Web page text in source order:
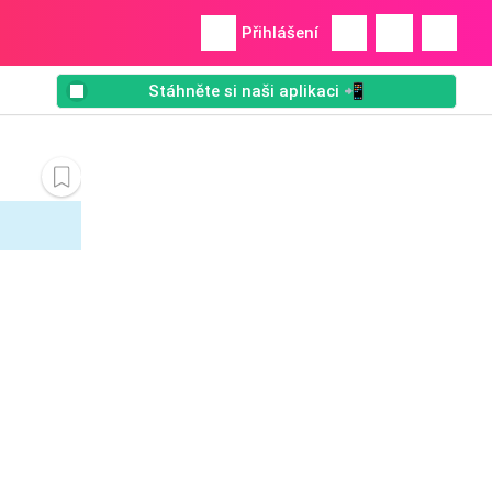
Přihlášení
Stáhněte si naši aplikaci 📲